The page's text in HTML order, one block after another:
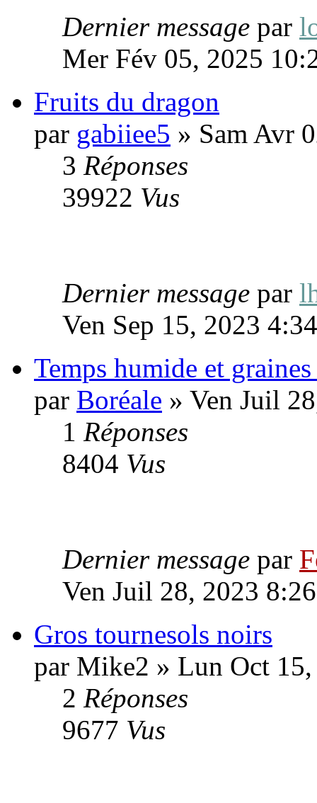
Dernier message par
Mer Fév 05, 2025
Fruits du dragon
par gabiiee5 » Sam Avr
3 Réponses
39922 Vus
Dernier message par
Ven Sep 15, 2023
Temps humide et
par Boréale » Ven Juil
1 Réponses
8404 Vus
Dernier message par
Ven Juil 28, 2023
Gros tournesols noirs
par Mike2 » Lun Oct
2 Réponses
9677 Vus